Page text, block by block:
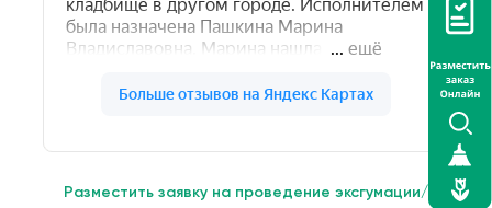
Разместить заявку на проведение эксгумации/